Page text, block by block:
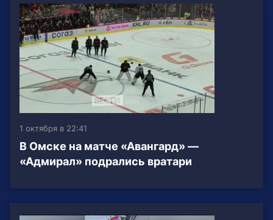
1 октября в 22:41
В Омске на матче «Авангард» —
«Адмирал» подрались вратари